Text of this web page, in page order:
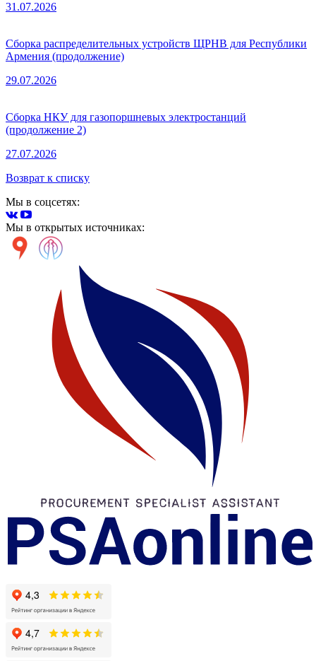
31.07.2026
Сборка распределительных устройств ЩРНВ для Республики
Армения (продолжение)
29.07.2026
Сборка НКУ для газопоршневых электростанций
(продолжение 2)
27.07.2026
Возврат к списку
Мы в соцсетях:
Мы в открытых источниках: